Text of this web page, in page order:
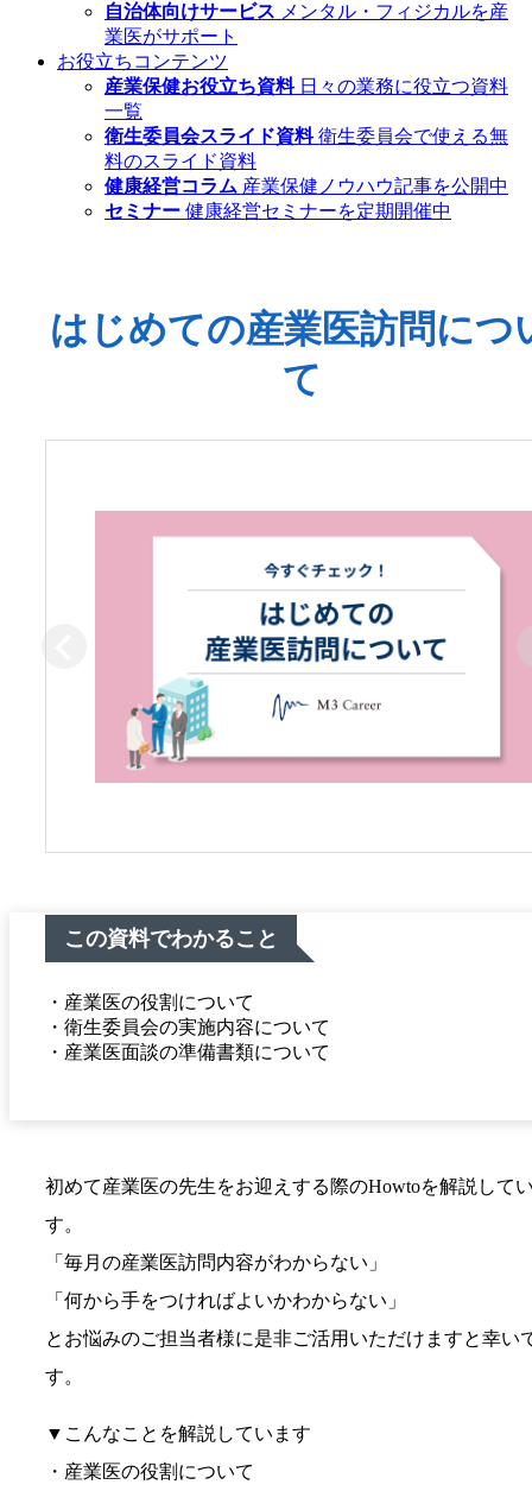
自治体向けサービス メンタル・フィジカルを産
業医がサポート
お役立ちコンテンツ
産業保健お役立ち資料日々の業務に役立つ資料
一覧
衛生委員会スライド資料衛生委員会で使える無
料のスライド資料
健康経営コラム 産業保健ノウハウ記事を公開中
セミナー 健康経営セミナーを定期開催中
はじめての産業医訪問につ
て
この資料でわかること
・産業医の役割について
・衛生委員会の実施内容について
・産業医面談の準備書類について
初めて産業医の先生をお迎えする際のHowtoを解説して
す。
「毎月の産業医訪問内容がわからない」
「何から手をつければよいかわからない」
とお悩みのご担当者様に是非ご活用いただけますと幸い
す。
▼こんなことを解説しています
・産業医の役割について